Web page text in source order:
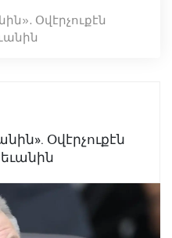
Օվէրչուքէն
Օվէրչուքէն